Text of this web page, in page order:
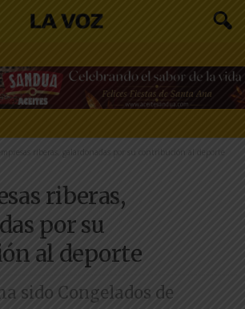
empresas riberas, galardonadas por su contribución al deporte
riberas,
por su
al deporte
sido Congelados de